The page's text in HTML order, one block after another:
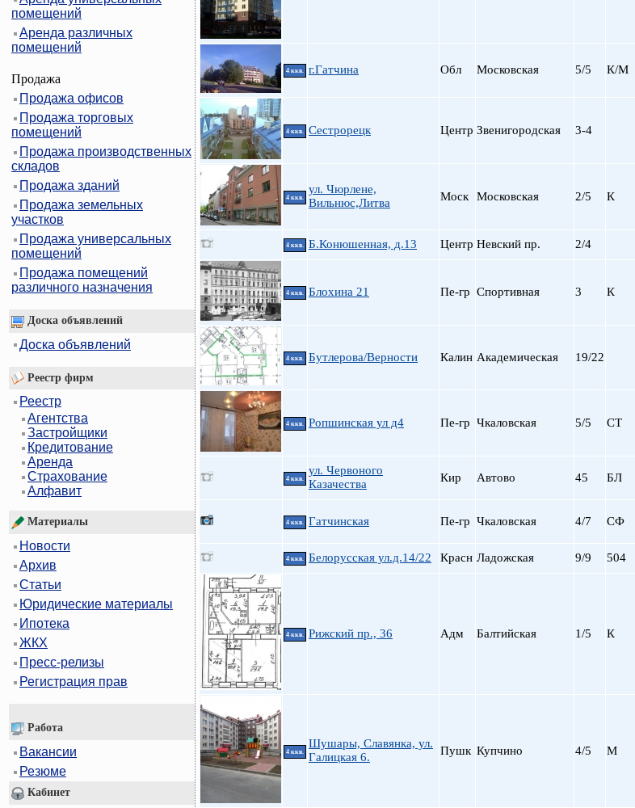
помещений
Аренда различных
помещений
Продажа
Продажа офисов
Продажа торговых
помещений
Продажа производственных
складов
Продажа зданий
Продажа земельных
участков
Продажа универсальных
помещений
Продажа помещений
различного назначения
Доска объявлений
Доска объявлений
Реестр фирм
Реестр
Агентства
Застройщики
Кредитование
Аренда
Страхование
Алфавит
Материалы
Новости
Архив
Статьи
Юридические материалы
Ипотека
ЖКХ
Пресс-релизы
Регистрация прав
Работа
Вакансии
Резюме
Кабинет
4 ккв. г.Гатчина Обл Московская 5/5 К/М
4 ккв. Сестрорецк Центр Звенигородская 3-4
4 ккв.
ул. Чюрлене,
Вильнюс,Литва
Моск Московская 2/5 К
4 ккв. Б.Конюшенная, д.13 Центр Невский пр. 2/4
4 ккв. Блохина 21 Пе-гр Спортивная 3 К
4 ккв. Бутлерова/Верности Калин Академическая 19/22
4 ккв. Ропшинская ул д4 Пе-гр Чкаловская 5/5 СТ
4 ккв.
ул. Червоного
Казачества
Кир Автово 45 БЛ
4 ккв. Гатчинская Пе-гр Чкаловская 4/7 СФ
4 ккв. Белорусская ул.д.14/22 Красн Ладожская 9/9 504
4 ккв. Рижский пр., 36 Адм Балтийская 1/5 К
4 ккв.
Шушары, Славянка, ул.
Галицкая 6.
Пушк Купчино 4/5 М